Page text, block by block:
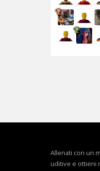
Allenati con un
uditive e ottieni